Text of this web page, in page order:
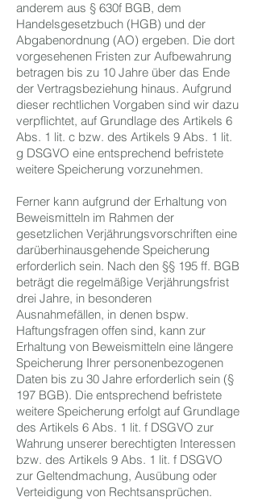
anderem aus § 630f BGB, dem
Handelsgesetzbuch (HGB) und der
Abgabenordnung (AO) ergeben. Die dort
vorgesehenen Fristen zur Aufbewahrung
betragen bis zu 10 Jahre über das Ende
der Vertragsbeziehung hinaus. Aufgrund
dieser rechtlichen Vorgaben sind wir dazu
verpflichtet, auf Grundlage des Artikels 6
Abs. 1 lit. c bzw. des Artikels 9 Abs. 1 lit.
g DSGVO eine entsprechend befristete
weitere Speicherung vorzunehmen.
Ferner kann aufgrund der Erhaltung von
Beweismitteln im Rahmen der
gesetzlichen Verjährungsvorschriften eine
darüberhinausgehende Speicherung
erforderlich sein. Nach den §§ 195 ff. BGB
beträgt die regelmäßige Verjährungsfrist
drei Jahre, in besonderen
Ausnahmefällen, in denen bspw.
Haftungsfragen offen sind, kann zur
Erhaltung von Beweismitteln eine längere
Speicherung Ihrer personenbezogenen
Daten bis zu 30 Jahre erforderlich sein (§
197 BGB). Die entsprechend befristete
weitere Speicherung erfolgt auf Grundlage
des Artikels 6 Abs. 1 lit. f DSGVO zur
Wahrung unserer berechtigten Interessen
bzw. des Artikels 9 Abs. 1 lit. f DSGVO
zur Geltendmachung, Ausübung oder
Verteidigung von Rechtsansprüchen.